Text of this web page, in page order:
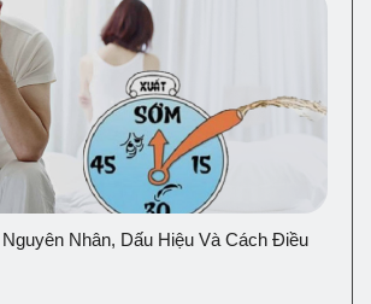
Nhân, Dấu Hiệu Và Cách Điều